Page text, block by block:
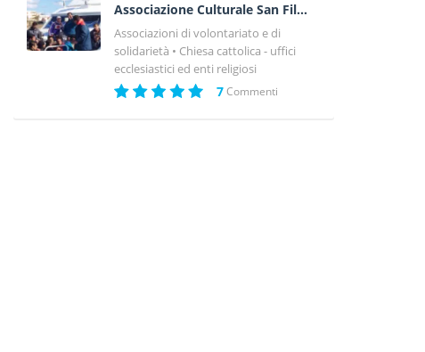
Associazione Culturale San Filippo Apostolo
Associazioni di volontariato e di
solidarietà
Chiesa cattolica - uffici
ecclesiastici ed enti religiosi
7Commenti